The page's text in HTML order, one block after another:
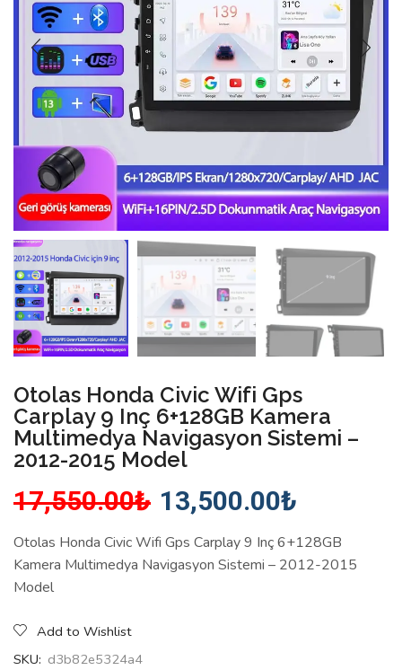
Otolas Honda Civic Wifi Gps
Carplay 9 Inç 6+128GB Kamera
Multimedya Navigasyon Sistemi –
2012-2015 Model
17,550.00₺ 13,500.00₺
Otolas Honda Civic Wifi Gps Carplay 9 Inç 6+128GB
Kamera Multimedya Navigasyon Sistemi – 2012-2015
Model
Add to Wishlist
SKU: d3b82e5324a4